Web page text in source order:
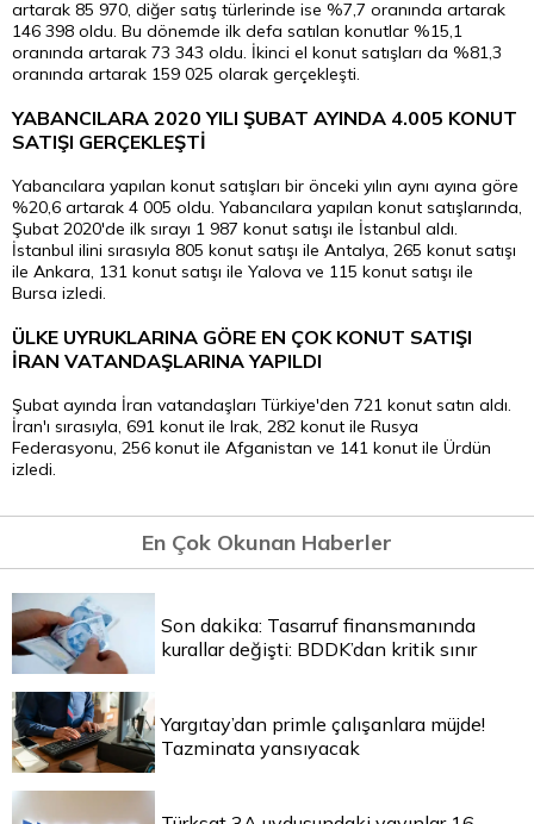
artarak 85 970, diğer satış türlerinde ise %7,7 oranında artarak
146 398 oldu. Bu dönemde ilk defa satılan konutlar %15,1
oranında artarak 73 343 oldu. İkinci el konut satışları da %81,3
oranında artarak 159 025 olarak gerçekleşti.
YABANCILARA 2020 YILI ŞUBAT AYINDA 4.005 KONUT
SATIŞI GERÇEKLEŞTİ
Yabancılara yapılan konut satışları bir önceki yılın aynı ayına göre
%20,6 artarak 4 005 oldu. Yabancılara yapılan konut satışlarında,
Şubat 2020'de ilk sırayı 1 987 konut satışı ile İstanbul aldı.
İstanbul ilini sırasıyla 805 konut satışı ile Antalya, 265 konut satışı
ile Ankara, 131 konut satışı ile Yalova ve 115 konut satışı ile
Bursa izledi.
ÜLKE UYRUKLARINA GÖRE EN ÇOK KONUT SATIŞI
İRAN VATANDAŞLARINA YAPILDI
Şubat ayında İran vatandaşları Türkiye'den 721 konut satın aldı.
İran'ı sırasıyla, 691 konut ile Irak, 282 konut ile Rusya
Federasyonu, 256 konut ile Afganistan ve 141 konut ile Ürdün
izledi.
En Çok Okunan Haberler
Son dakika: Tasarruf finansmanında
kurallar değişti: BDDK’dan kritik sınır
Yargıtay’dan primle çalışanlara müjde!
Tazminata yansıyacak